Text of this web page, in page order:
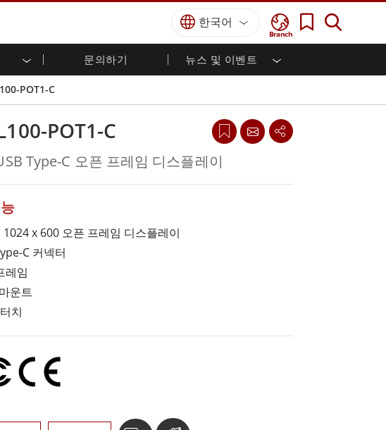
Branch
한국어
문의하기 뉴스 및 이벤트
및 HMI
Touch)
막 터치)
설계
국방부 러기드 노트북
디펜스 울트라 러기드 태블릿
국방 패널 PC
디펜스 디스플레이 / NVIS 디스플레이
방어 서버
릿
제품
업
해양
방어
재생 에너지
금속 및 광산
인증／준수
POT1-C
POT1-C
Type-C 오픈 프레임 디스플레이
1024 x 600 오픈 프레임 디스플레이
C 커넥터
레임
운트
치